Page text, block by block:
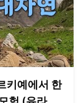
키예에서 한